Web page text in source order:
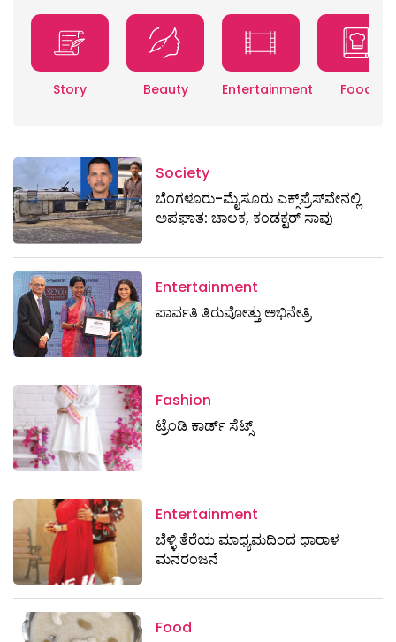
Story Beauty Entertainment Food
Society
ಬೆಂಗಳೂರು-ಮೈಸೂರು ಎಕ್ಸ್​ಪ್ರೆಸ್‌ವೇನಲ್ಲಿ
ಅಪಘಾತ: ಚಾಲಕ, ಕಂಡಕ್ಟರ್ ಸಾವು
Entertainment
ಪಾರ್ವತಿ ತಿರುವೋತ್ತು ಅಭಿನೇತ್ರಿ
Fashion
ಟ್ರೆಂಡಿ ಕಾರ್ಡ್‌ ಸೆಟ್ಸ್
Entertainment
ಬೆಳ್ಳಿ ತೆರೆಯ ಮಾಧ್ಯಮದಿಂದ ಧಾರಾಳ
ಮನರಂಜನೆ
Food